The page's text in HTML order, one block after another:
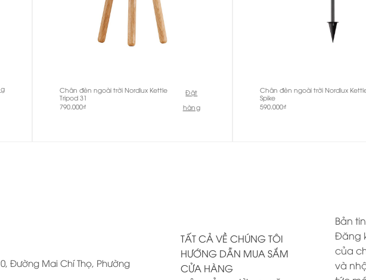
Chân đèn ngoài trời Nordlux Kettle
Tripod 31
790.000₫
Đặt
hàng
Chân đèn ngoài trời Nordlux
Spike
590.000₫
Đường Mai Chí Thọ, Phường
TẤT CẢ VỀ CHÚNG TÔI
HƯỚNG DẪN MUA SẮM
CỬA HÀNG
Bản tin
Đăng
của
và